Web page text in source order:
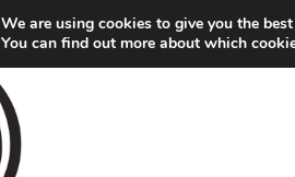
We are using cookies to give you the
You can find out more about which